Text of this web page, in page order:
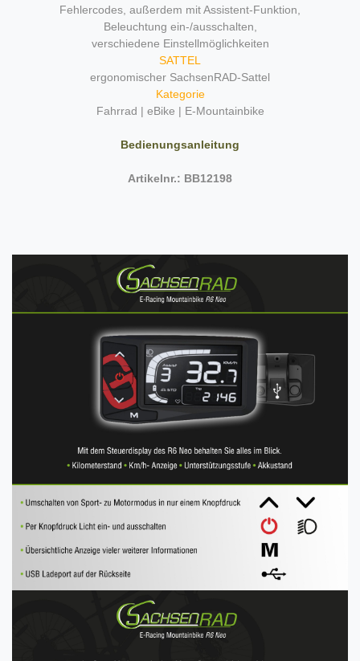
Fehlercodes, außerdem mit Assistent-Funktion,
Beleuchtung ein-/ausschalten,
verschiedene Einstellmöglichkeiten
SATTEL
ergonomischer SachsenRAD-Sattel
Kategorie
Fahrrad | eBike | E-Mountainbike
Bedienungsanleitung
Artikelnr.: BB12198